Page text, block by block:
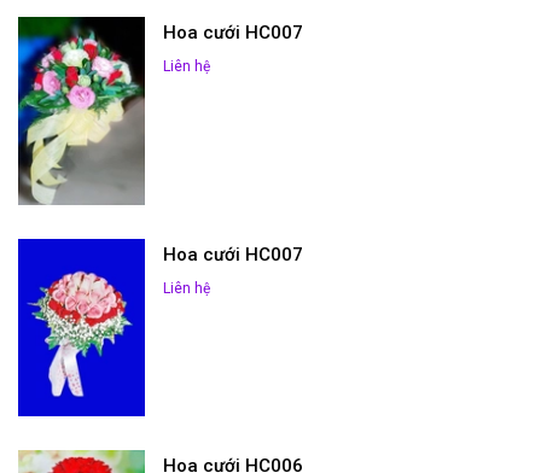
Hoa cưới HC007
Liên hệ
Hoa cưới HC007
Liên hệ
Hoa cưới HC006